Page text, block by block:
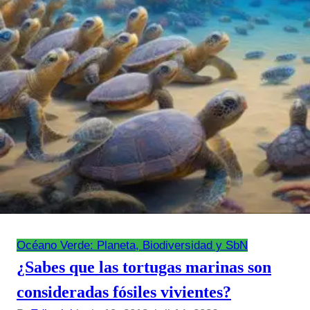
Océano Verde: Planeta, Biodiversidad y SbN
¿Sabes que las tortugas marinas son
consideradas fósiles vivientes?